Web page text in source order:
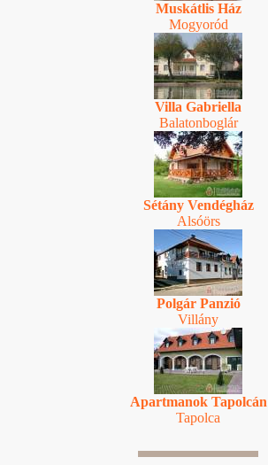
Muskátlis Ház
Mogyoród
Villa Gabriella
Balatonboglár
Sétány Vendégház
Alsóörs
Polgár Panzió
Villány
Apartmanok Tapolcán
Tapolca